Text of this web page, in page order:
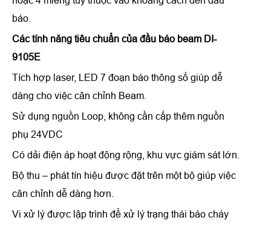
báo.
Các tính năng tiêu chuẩn của đầu báo beam DI-
9105E
Tích hợp laser, LED 7 đoạn báo thông số giúp dễ
dàng cho việc cân chỉnh Beam.
Sử dụng nguồn Loop, không cần cấp thêm nguồn
phụ 24VDC
Có dải điện áp hoạt động rộng, khu vực giám sát lớn.
Bộ thu – phát tín hiệu được đặt trên một bộ giúp việc
cân chỉnh dễ dàng hơn.
Vi xử lý được lập trình để xử lý trạng thái báo cháy